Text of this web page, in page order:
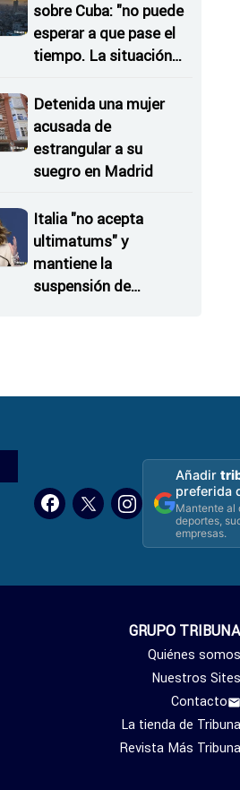
sobre Cuba: "no puede
esperar a que pase el
tiempo. La situación
Detenida una mujer
acusada de
estrangular a su
suegro en Madrid
Italia "no acepta
ultimatums" y
mantiene la
suspensión de
Añadir
preferida
Mantente al
deportes,
empresas.
GRUPO TRIBUNA
Quiénes somos
Nuestros Sites
Contacto
La tienda de Tribuna
Revista Más Tribuna